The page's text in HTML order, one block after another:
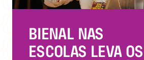
BIENAL NAS
ESCOLAS LEVA OS